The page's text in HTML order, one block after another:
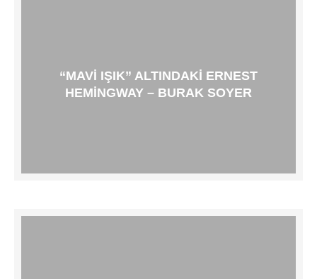
“MAVI IŞIK” ALTINDAKI ERNEST
HEMINGWAY – BURAK SOYER